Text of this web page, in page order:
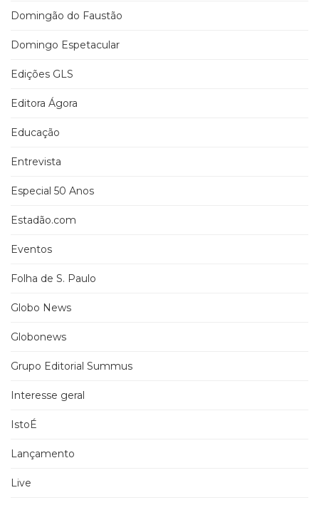
Domingão do Faustão
Domingo Espetacular
Edições GLS
Editora Ágora
Educação
Entrevista
Especial 50 Anos
Estadão.com
Eventos
Folha de S. Paulo
Globo News
Globonews
Grupo Editorial Summus
Interesse geral
IstoÉ
Lançamento
Live